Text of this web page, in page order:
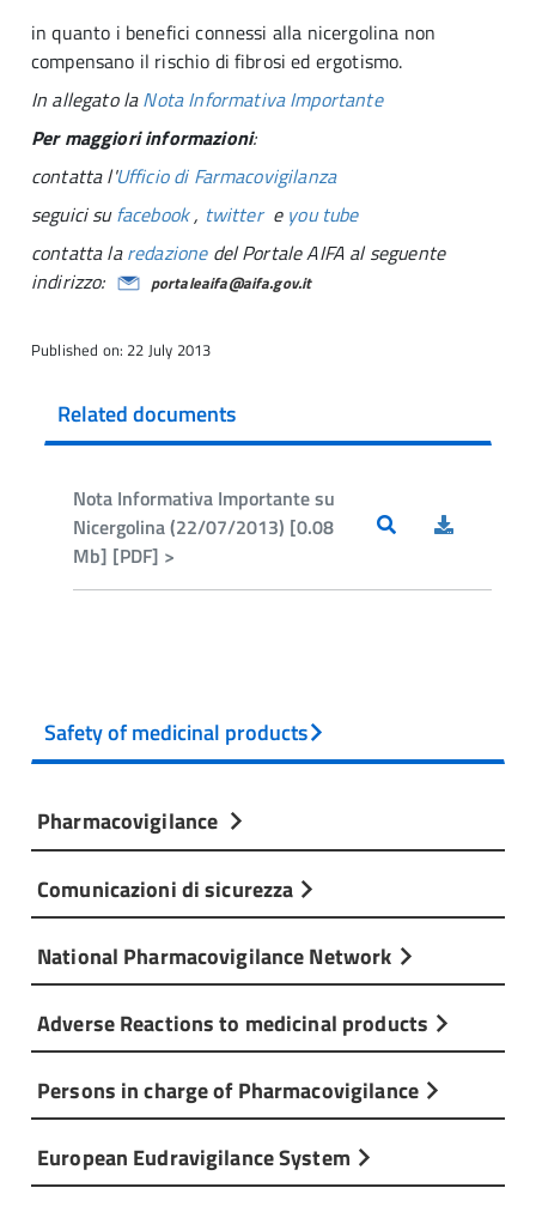
in quanto i benefici connessi alla nicergolina non
compensano il rischio di fibrosi ed ergotismo.
In allegato laNota Informativa Importante
Per maggiori informazioni:
contatta l'Ufficio di Farmacovigilanza
seguici sufacebook, twitter e you tube
contatta laredazionedel Portale AIFA al seguente
indirizzo:
portaleaifa@aifa.gov.it
Published on: 22 July 2013
Related documents
Nota Informativa Importante su
Nicergolina (22/07/2013) [0.08
Mb] [PDF] >
Safety of medicinal products
Pharmacovigilance
Comunicazioni di sicurezza
National Pharmacovigilance Network
Adverse Reactions to medicinal products
Persons in charge of Pharmacovigilance
European Eudravigilance System